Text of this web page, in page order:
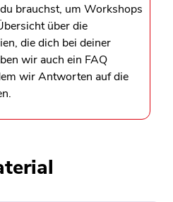
brauchst, um Workshops
über die
die dich bei deiner
wir auch ein FAQ
wir Antworten auf die